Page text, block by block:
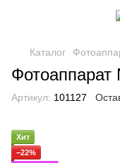
Каталог
Фотоаппарат
Артикул: 101127
Хит
−22%